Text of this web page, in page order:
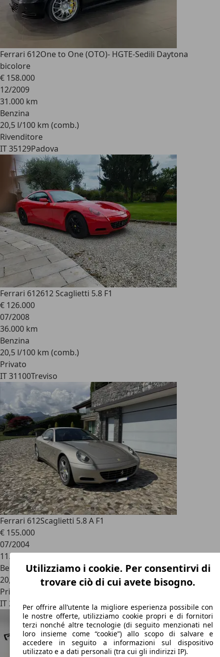
Ferrari 612One to One (OTO)- HGTE-Sedili Daytona
bicolore
€ 158.000
12/2009
31.000 km
Benzina
20,5 l/100 km (comb.)
Rivenditore
IT 35129Padova
Ferrari 612612 Scaglietti 5.8 F1
€ 126.000
07/2008
36.000 km
Benzina
20,5 l/100 km (comb.)
Privato
IT 31100Treviso
Ferrari 612Scaglietti 5.8 A F1
€ 155.000
07/2004
11.888 km
Benzina
20,5 l/100 km (comb.)
Privato
IT 24121Bergamo
Utilizziamo i cookie. Per consentirvi di
trovare ciò di cui avete bisogno.
Per offrire all’utente la migliore esperienza possibile con
le nostre offerte, utilizziamo cookie propri e di fornitori
terzi nonché altre tecnologie (di seguito menzionati nel
loro insieme come “cookie”) allo scopo di salvare e
accedere in seguito a informazioni sul dispositivo
utilizzato e a dati personali (tra cui gli indirizzi IP).